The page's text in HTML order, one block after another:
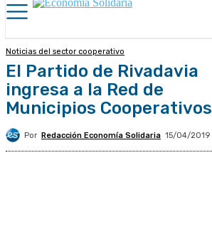
Noticias del sector cooperativo
El Partido de Rivadavia
ingresa a la Red de
Municipios Cooperativos
Por Redacción Economía Solidaria 15/04/2019